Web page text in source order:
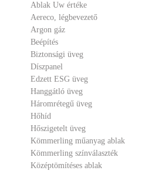
Ablak Uw értéke
Aereco, légbevezető
Argon gáz
Beépítés
Biztonsági üveg
Díszpanel
Edzett ESG üveg
Hanggátló üveg
Háromrétegű üveg
Hőhíd
Hőszigetelt üveg
Kömmerling műanyag ablak
Kömmerling színválaszték
Középtömítéses ablak